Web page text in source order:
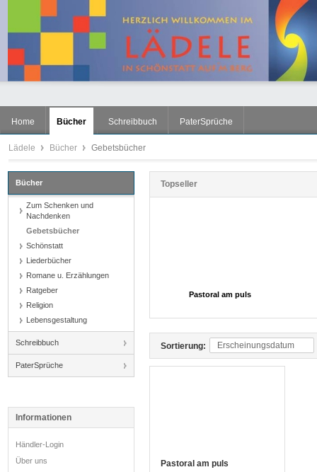
Home Bücher Schreibbuch PaterSprüche
Lädele Bücher Gebetsbücher
Bücher
Zum Schenken und
Nachdenken
Gebetsbücher
Schönstatt
Liederbücher
Romane u. Erzählungen
Ratgeber
Religion
Lebensgestaltung
Schreibbuch
PaterSprüche
Informationen
Händler-Login
Über uns
Topseller
Pastoral am puls
Sortierung: Erscheinungsdatum
Pastoral am puls